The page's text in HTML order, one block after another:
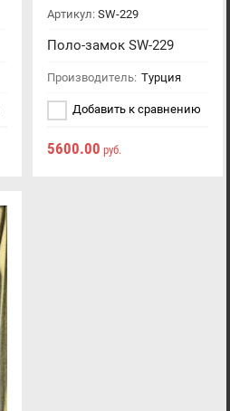
Артикул:SW-229
Поло-замок SW-229
Производитель: Турция
Добавить к сравнению
5600.00 руб.